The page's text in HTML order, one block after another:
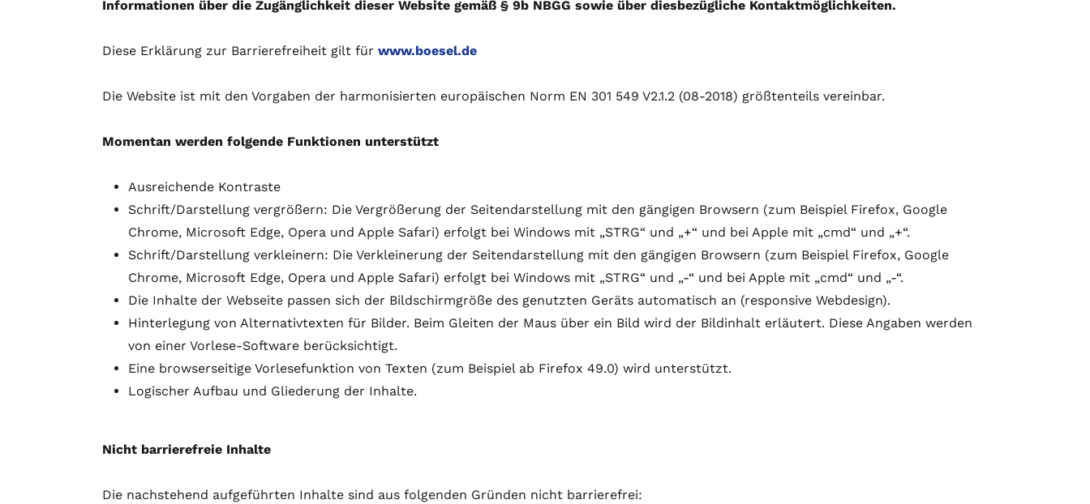
Informationen über die Zugänglichkeit dieser Website gemäß § 9b NBGG sowie über diesbezügliche Kontaktmöglichkeiten.
Diese Erklärung zur Barrierefreiheit gilt für www.boesel.de
Die Website ist mit den Vorgaben der harmonisierten europäischen Norm EN 301 549 V2.1.2 (08-2018) größtenteils vereinbar.
Momentan werden folgende Funktionen unterstützt
Ausreichende Kontraste
Schrift/Darstellung vergrößern: Die Vergrößerung der Seitendarstellung mit den gängigen Browsern (zum Beispiel Firefox, Google
Chrome, Microsoft Edge, Opera und Apple Safari) erfolgt bei Windows mit „STRG“ und „+“ und bei Apple mit „cmd“ und „+“.
Schrift/Darstellung verkleinern: Die Verkleinerung der Seitendarstellung mit den gängigen Browsern (zum Beispiel Firefox, Google
Chrome, Microsoft Edge, Opera und Apple Safari) erfolgt bei Windows mit „STRG“ und „-“ und bei Apple mit „cmd“ und „-“.
Die Inhalte der Webseite passen sich der Bildschirmgröße des genutzten Geräts automatisch an (responsive Webdesign).
Hinterlegung von Alternativtexten für Bilder. Beim Gleiten der Maus über ein Bild wird der Bildinhalt erläutert. Diese Angaben werden
von einer Vorlese-Software berücksichtigt.
Eine browserseitige Vorlesefunktion von Texten (zum Beispiel ab Firefox 49.0) wird unterstützt.
Logischer Aufbau und Gliederung der Inhalte.
Nicht barrierefreie Inhalte
Die nachstehend aufgeführten Inhalte sind aus folgenden Gründen nicht barrierefrei: